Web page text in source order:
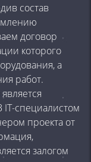
состав
договор
которого
а
работ.
IT-специалистом
проекта от
залогом